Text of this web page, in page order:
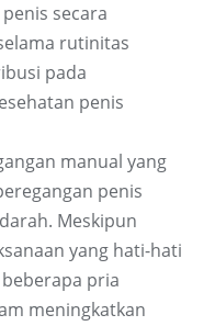
secara
rutinitas
pada
penis
manual yang
penis
Meskipun
yang hati-hati
pria
meningkatkan